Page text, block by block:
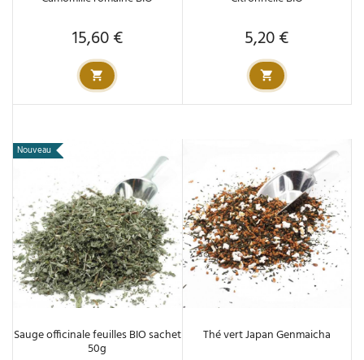
Prix
15,60 € Prix
5,20 €
Nouveau
Sauge officinale feuilles BIO sachet
50g
Thé vert Japan Genmaicha